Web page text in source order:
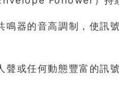
鳴器的音高調制，使
聲或任何動態豐富的訊